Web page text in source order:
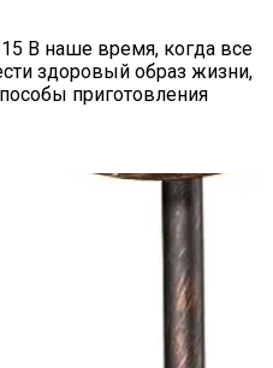
В наше время, когда все
здоровый образ жизни,
приготовления